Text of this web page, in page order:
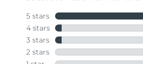
Same
page
link.